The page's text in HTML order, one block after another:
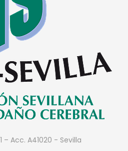
– Acc. A41020 - Sevilla